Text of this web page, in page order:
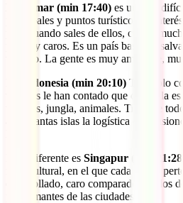
Myanmar (min 17:40) es un país
principales y puntos turísticos de
pero cuando sales de ellos, cuesta
pocos y caros. Es un país bastante
turismo. La gente es muy amigable,
Indonesia (min 20:10) Toni solo
viajeros le han contado que cada isla
templos, jungla, animales. Tiene de
al ser tantas islas la logística en
Muy diferente es Singapur (min 21:28)
multicultural, en el que cada barrio
desarrollado, caro comparado con los
para amantes de las ciudades.